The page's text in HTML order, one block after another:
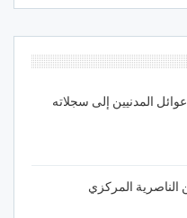
المدنيين إلى سجلاته
المركزي